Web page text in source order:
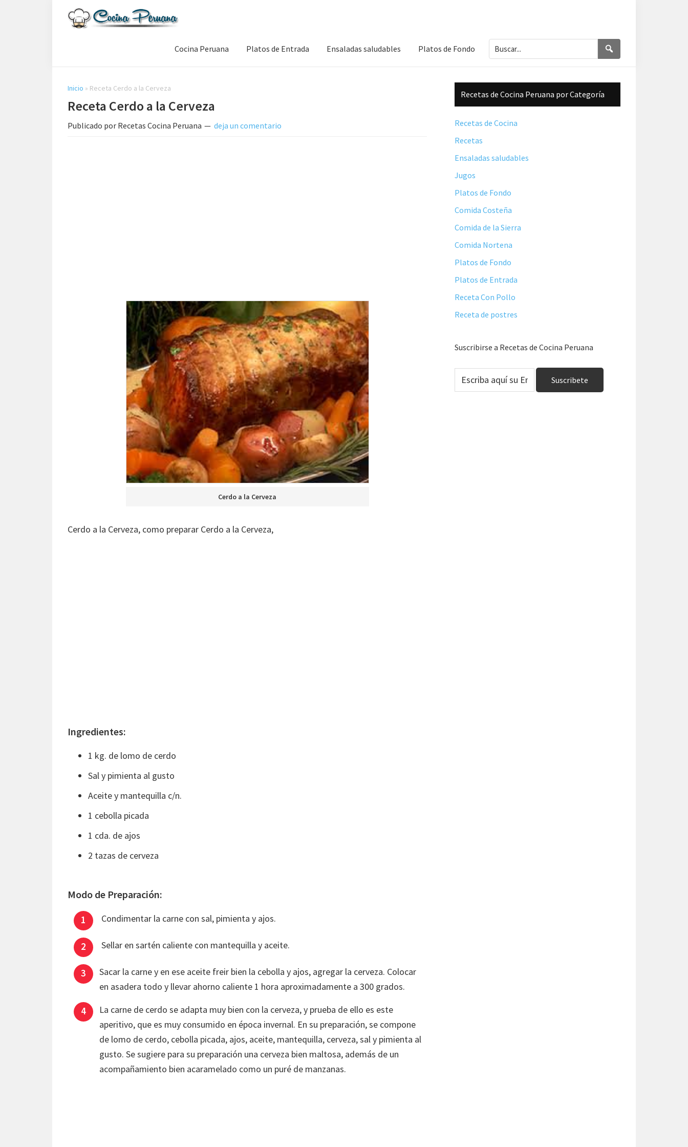
de
Comida
Peruana
Cocina Peruana Platos de Entrada Ensaladas saludables Platos de Fondo Buscar...
Inicio » Receta Cerdo a la Cerveza
Receta Cerdo a la Cerveza
Publicado por Recetas Cocina Peruana deja un comentario
Cerdo a la Cerveza
Cerdo a la Cerveza, como preparar Cerdo a la Cerveza,
Ingredientes:
1 kg. de lomo de cerdo
Sal y pimienta al gusto
Aceite y mantequilla c/n.
1 cebolla picada
1 cda. de ajos
2 tazas de cerveza
Modo de Preparación:
Condimentar la carne con sal, pimienta y ajos.
Sellar en sartén caliente con mantequilla y aceite.
Sacar la carne y en ese aceite freir bien la cebolla y ajos, agregar la cerveza. Colocar
en asadera todo y llevar ahorno caliente 1 hora aproximadamente a 300 grados.
La carne de cerdo se adapta muy bien con la cerveza, y prueba de ello es este
aperitivo, que es muy consumido en época invernal. En su preparación, se compone
de lomo de cerdo, cebolla picada, ajos, aceite, mantequilla, cerveza, sal y pimienta al
gusto. Se sugiere para su preparación una cerveza bien maltosa, además de un
acompañamiento bien acaramelado como un puré de manzanas.
Barra
lateral
principal
Recetas de Cocina Peruana por Categoría
Recetas de Cocina
Recetas
Ensaladas saludables
Jugos
Platos de Fondo
Comida Costeña
Comida de la Sierra
Comida Nortena
Platos de Fondo
Platos de Entrada
Receta Con Pollo
Receta de postres
Suscribirse a Recetas de Cocina Peruana